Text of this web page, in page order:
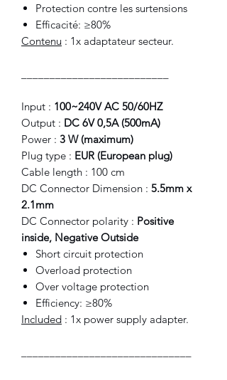
Protection contre les surtensions
Efficacité: ≥80%
Contenu : 1x adaptateur secteur.
Input : 100~240V AC 50/60HZ
Output : DC 6V 0,5A (500mA)
Power : 3 W (maximum)
Plug type : EUR (European plug)
Cable length : 100 cm
DC Connector Dimension : 5.5mm x
2.1mm
DC Connector polarity : Positive
inside, Negative Outside
Short circuit protection
Overload protection
Over voltage protection
Efficiency: ≥80%
Included : 1x power supply adapter.